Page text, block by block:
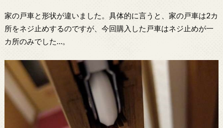
家の戸車と形状が違いました。具体的に言うと、家の戸車は2カ
所をネジ止めするのですが、今回購入した戸車はネジ止めが一
カ所のみでした…。